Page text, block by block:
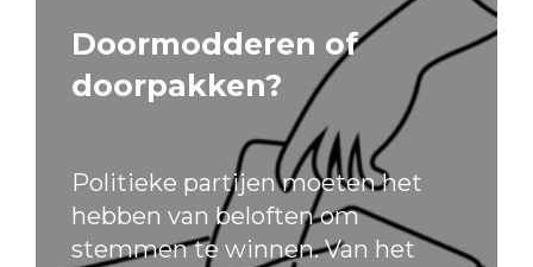
Doormodderen of
doorpakken?
Politieke partijen moeten het
hebben van beloften om
stemmen te winnen. Van het